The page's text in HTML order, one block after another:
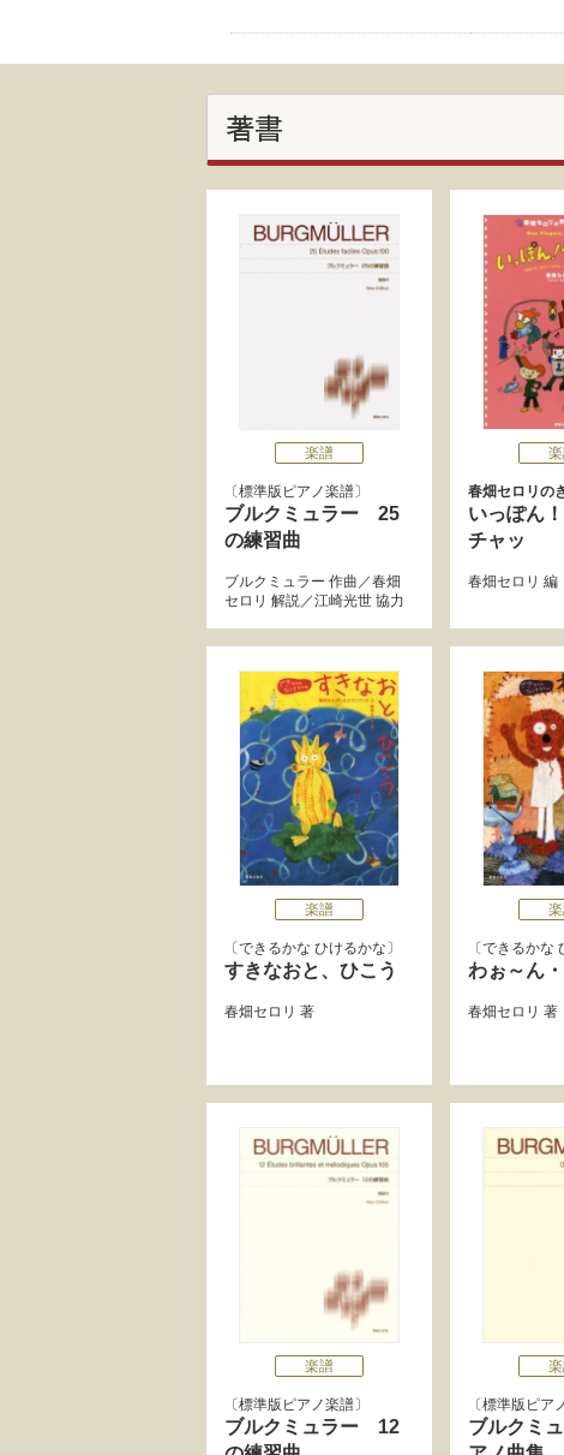
著書
楽譜
標準版ピアノ楽譜
ブルクミュラー 25
の練習曲
ブルクミュラー 作曲／春畑
セロリ 解説／江崎光世 協力
春畑セロリの
いっぽん
チャッ
春畑セロリ 編
楽譜
できるかな ひけるかな
すきなおと、ひこう
春畑セロリ 著
できるかな
わぉ～ん
春畑セロリ 著
楽譜
標準版ピアノ楽譜
ブルクミュラー 12
標準版ピア
ブルクミ